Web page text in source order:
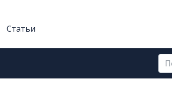
Статьи